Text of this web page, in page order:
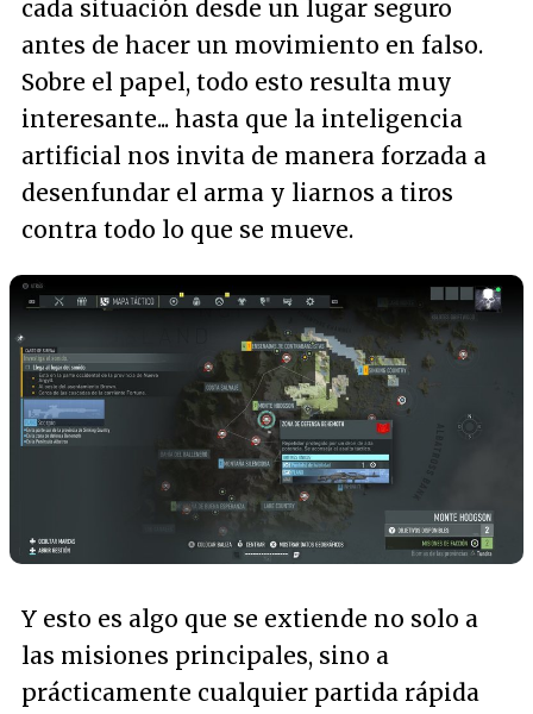
cada situación desde un lugar seguro
antes de hacer un movimiento en falso.
Sobre el papel, todo esto resulta muy
interesante... hasta que la inteligencia
artificial nos invita de manera forzada a
desenfundar el arma y liarnos a tiros
contra todo lo que se mueve.
Y esto es algo que se extiende no solo a
las misiones principales, sino a
prácticamente cualquier partida rápida